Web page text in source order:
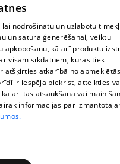
nodrošinātu un uzlabotu
un satura ģenerēšanai, veiktu
kā arī produktu
visām sīkdatnēm, kuras tiek
atšķirties atkarībā no
ir iespēja piekrist, atteikties
arī tās atsaukšana vai
informācijas par